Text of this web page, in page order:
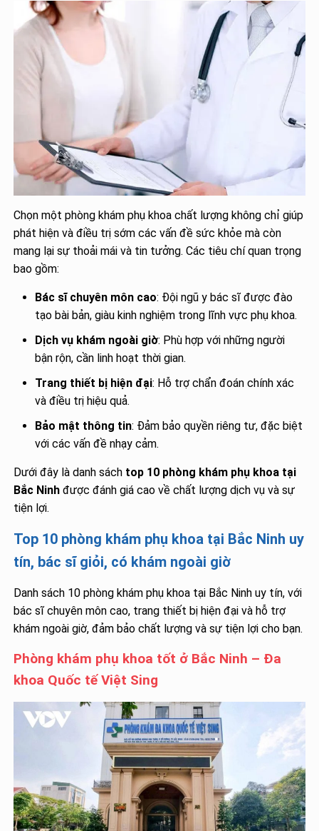
Chọn một phòng khám phụ khoa chất lượng không chỉ giúp
phát hiện và điều trị sớm các vấn đề sức khỏe mà còn
mang lại sự thoải mái và tin tưởng. Các tiêu chí quan trọng
bao gồm:
Bác sĩ chuyên môn cao: Đội ngũ y bác sĩ được đào
tạo bài bản, giàu kinh nghiệm trong lĩnh vực phụ khoa.
Dịch vụ khám ngoài giờ: Phù hợp với những người
bận rộn, cần linh hoạt thời gian.
Trang thiết bị hiện đại: Hỗ trợ chẩn đoán chính xác
và điều trị hiệu quả.
Bảo mật thông tin: Đảm bảo quyền riêng tư, đặc biệt
với các vấn đề nhạy cảm.
Dưới đây là danh sách top 10 phòng khám phụ khoa tại
Bắc Ninh được đánh giá cao về chất lượng dịch vụ và sự
tiện lợi.
Top 10 phòng khám phụ khoa tại Bắc Ninh uy
tín, bác sĩ giỏi, có khám ngoài giờ
Danh sách 10 phòng khám phụ khoa tại Bắc Ninh uy tín, với
bác sĩ chuyên môn cao, trang thiết bị hiện đại và hỗ trợ
khám ngoài giờ, đảm bảo chất lượng và sự tiện lợi cho bạn.
Phòng khám phụ khoa tốt ở Bắc Ninh – Đa
khoa Quốc tế Việt Sing